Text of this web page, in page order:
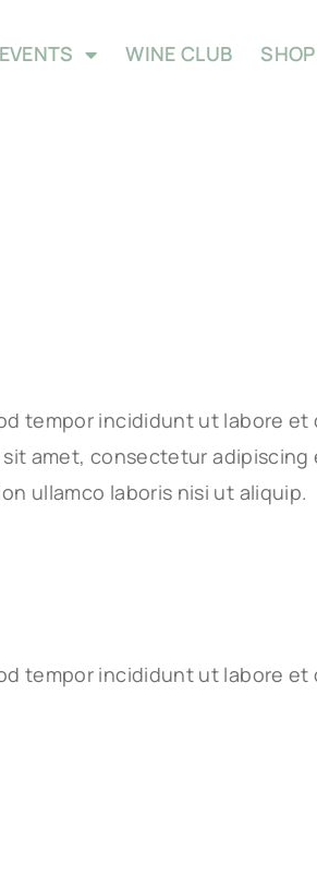
WINE CLUB SHOP
tempor incididunt ut labore et
amet, consectetur
ullamco laboris nisi ut aliquip.
tempor incididunt ut labore et